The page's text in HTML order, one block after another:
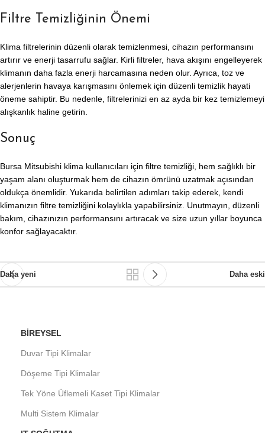
Filtre Temizliğinin Önemi
Klima filtrelerinin düzenli olarak temizlenmesi, cihazın performansını
artırır ve enerji tasarrufu sağlar. Kirli filtreler, hava akışını engelleyerek
klimanın daha fazla enerji harcamasına neden olur. Ayrıca, toz ve
alerjenlerin havaya karışmasını önlemek için düzenli temizlik hayati
öneme sahiptir. Bu nedenle, filtrelerinizi en az ayda bir kez temizlemeyi
alışkanlık haline getirin.
Sonuç
Bursa Mitsubishi klima kullanıcıları için filtre temizliği, hem sağlıklı bir
yaşam alanı oluşturmak hem de cihazın ömrünü uzatmak açısından
oldukça önemlidir. Yukarıda belirtilen adımları takip ederek, kendi
klimanızın filtre temizliğini kolaylıkla yapabilirsiniz. Unutmayın, düzenli
bakım, cihazınızın performansını artıracak ve size uzun yıllar boyunca
konfor sağlayacaktır.
Daha yeni Daha eski
BIREYSEL
Duvar Tipi Klimalar
Döşeme Tipi Klimalar
Tek Yöne Üflemeli Kaset Tipi Klimalar
Multi Sistem Klimalar